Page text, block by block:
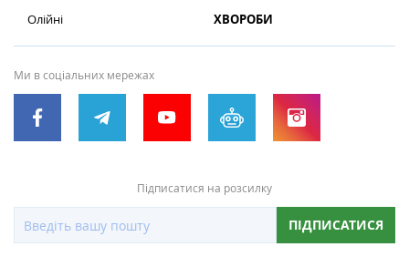
Олійні
ХВОРОБИ
Ми в соціальних мережах
Підписатися на розсилку
ПІДПИСАТИСЯ